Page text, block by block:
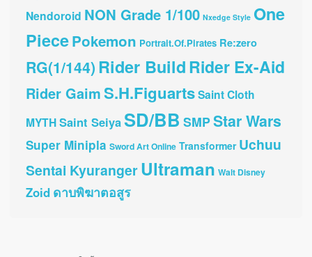
Nendoroid NON Grade 1/100 Nxedge Style One
PiecePokemon Portrait.Of.Pirates Re:zero
RG(1/144)Rider BuildRider Ex-Aid
Rider GaimS.H.FiguartsSaint Cloth
MYTHSaint SeiyaSD/BB SMPStar Wars
Super Minipla Sword Art Online Transformer Uchuu
Sentai KyurangerUltraman Walt Disney
Zoid ดาบพิฆาตอสูร